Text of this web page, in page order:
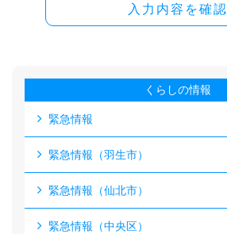
入力内容を確認
くらしの情報
緊急情報
緊急情報（羽生市）
緊急情報（仙北市）
緊急情報（中央区）